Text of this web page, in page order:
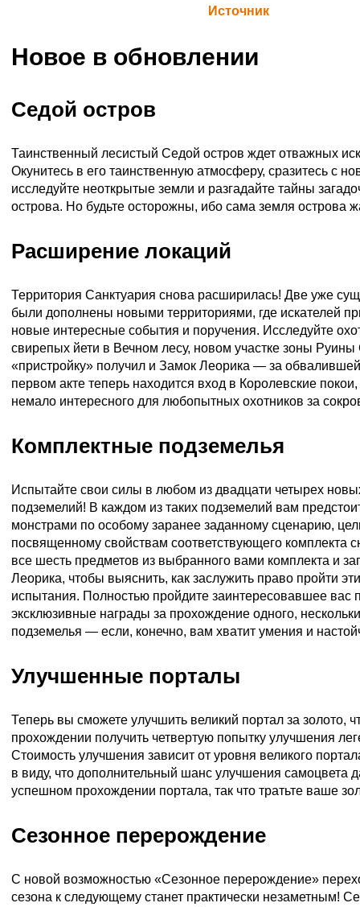
Источник
Новое в обновлении
Седой остров
Таинственный лесистый Седой остров ждет отважных
Окунитесь в его таинственную атмосферу, сразитесь с
исследуйте неоткрытые земли и разгадайте тайны
острова. Но будьте осторожны, ибо сама земля острова
Расширение локаций
Территория Санктуария снова расширилась! Две уже
были дополнены новыми территориями, где искателей
новые интересные события и поручения. Исследуйте
свирепых йети в Вечном лесу, новом участке зоны
«пристройку» получил и Замок Леорика — за
первом акте теперь находится вход в Королевские
немало интересного для любопытных охотников за
Комплектные подземелья
Испытайте свои силы в любом из двадцати четырех
подземелий! В каждом из таких подземелий вам
монстрами по особому заранее заданному сценарию,
посвященному свойствам соответствующего комплекта
все шесть предметов из выбранного вами комплекта и
Леорика, чтобы выяснить, как заслужить право пройти
испытания. Полностью пройдите заинтересовавшее вас
эксклюзивные награды за прохождение одного,
подземелья — если, конечно, вам хватит умения и
Улучшенные порталы
Теперь вы сможете улучшить великий портал за золото,
прохождении получить четвертую попытку улучшения
Стоимость улучшения зависит от уровня великого
в виду, что дополнительный шанс улучшения самоцвета
успешном прохождении портала, так что тратьте ваше
Сезонное перерождение
С новой возможностью «Сезонное перерождение»
сезона к следующему станет практически незаметным!